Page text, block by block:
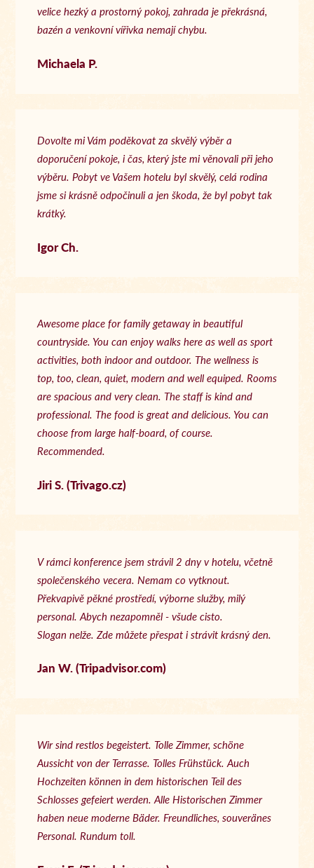
velice hezký a prostorný pokoj, zahrada je překrásná,
bazén a venkovní vířivka nemají chybu.
Michaela P.
Dovolte mi Vám poděkovat za skvělý výběr a
doporučení pokoje, i čas, který jste mi věnovali při jeho
výběru. Pobyt ve Vašem hotelu byl skvělý, celá rodina
jsme si krásně odpočinuli a jen škoda, že byl pobyt tak
krátký.
Igor Ch.
Awesome place for family getaway in beautiful
countryside. You can enjoy walks here as well as sport
activities, both indoor and outdoor. The wellness is
top, too, clean, quiet, modern and well equiped. Rooms
are spacious and very clean. The staff is kind and
professional. The food is great and delicious. You can
choose from large half-board, of course.
Recommended.
Jiri S. (Trivago.cz)
V rámci konference jsem strávil 2 dny v hotelu, včetně
společenského vecera. Nemam co vytknout.
Překvapivě pěkné prostředí, výborne služby, milý
personal. Abych nezapomněl - všude cisto.
Slogan nelže. Zde můžete přespat i strávit krásný den.
Jan W. (Tripadvisor.com)
Wir sind restlos begeistert. Tolle Zimmer, schöne
Aussicht von der Terrasse. Tolles Frühstück. Auch
Hochzeiten können in dem historischen Teil des
Schlosses gefeiert werden. Alle Historischen Zimmer
haben neue moderne Bäder. Freundliches, souveränes
Personal. Rundum toll.